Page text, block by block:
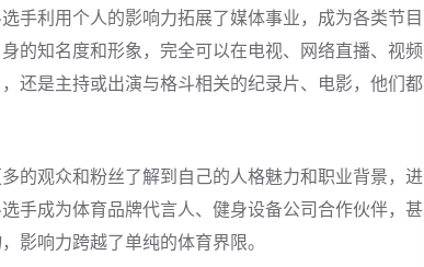
手利用个人的影响力拓展了媒体事业，成为各类节目
的知名度和形象，完全可以在电视、网络直播、视频
还是主持或出演与格斗相关的纪录片、电影，他们都
的观众和粉丝了解到自己的人格魅力和职业背景，进
手成为体育品牌代言人、健身设备公司合作伙伴，甚
影响力跨越了单纯的体育界限。